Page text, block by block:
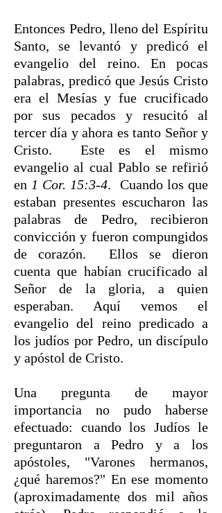
Entonces Pedro, lleno del Espíritu
Santo, se levantó y predicó el
evangelio del reino. En pocas
palabras, predicó que Jesús Cristo
era el Mesías y fue crucificado
por sus pecados y resucitó al
tercer día y ahora es tanto Señor y
Cristo. Este es el mismo
evangelio al cual Pablo se refirió
en 1 Cor. 15:3-4. Cuando los que
estaban presentes escucharon las
palabras de Pedro, recibieron
convicción y fueron compungidos
de corazón. Ellos se dieron
cuenta que habían crucificado al
Señor de la gloria, a quien
esperaban. Aquí vemos el
evangelio del reino predicado a
los judíos por Pedro, un discípulo
y apóstol de Cristo.
Una pregunta de mayor
importancia no pudo haberse
efectuado: cuando los Judíos le
preguntaron a Pedro y a los
apóstoles, "Varones hermanos,
¿qué haremos?" En ese momento
(aproximadamente dos mil años